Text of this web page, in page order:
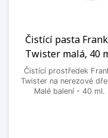
Čistící pasta
Twister malá, 40
Čistící prostředek
Twister na nerezové
Malé balení - 40 ml.